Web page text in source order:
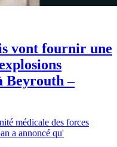
vont fournir une
Beyrouth –
médicale des forces
a annoncé qu'